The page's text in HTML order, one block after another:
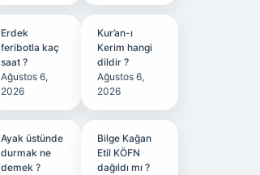
Erdek
feribotla kaç
saat ?
Ağustos 6,
2026
Kur’an-ı
Kerim hangi
dildir ?
Ağustos 6,
2026
Ayak üstünde
durmak ne
demek ?
Bilge Kağan
Etil KÖFN
dağıldı mı ?